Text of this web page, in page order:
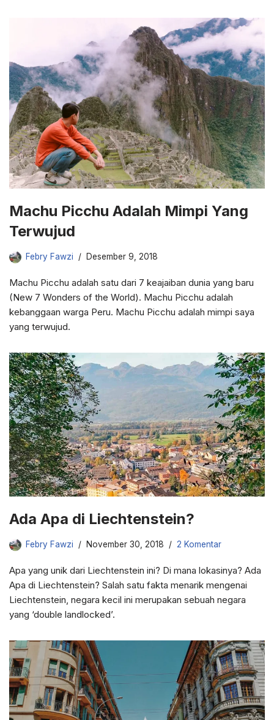
Machu Picchu Adalah Mimpi Yang
Terwujud
Febry Fawzi Desember 9, 2018
Machu Picchu adalah satu dari 7 keajaiban dunia yang baru
(New 7 Wonders of the World). Machu Picchu adalah
kebanggaan warga Peru. Machu Picchu adalah mimpi saya
yang terwujud.
Ada Apa di Liechtenstein?
Febry Fawzi November 30, 2018 2 Komentar
Apa yang unik dari Liechtenstein ini? Di mana lokasinya? Ada
Apa di Liechtenstein? Salah satu fakta menarik mengenai
Liechtenstein, negara kecil ini merupakan sebuah negara
yang ‘double landlocked’.